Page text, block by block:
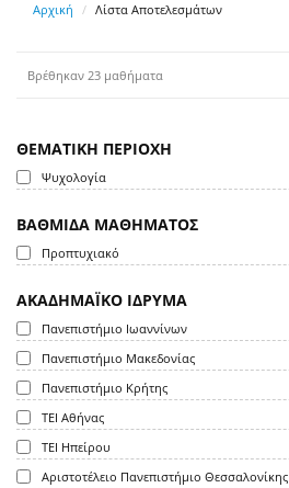
Αρχική Λίστα Αποτελεσμάτων
Βρέθηκαν 23 μαθήματα
ΘΕΜΑΤΙΚΗ ΠΕΡΙΟΧΗ
Ψυχολογία
ΒΑΘΜΙΔΑ ΜΑΘΗΜΑΤΟΣ
Προπτυχιακό
ΑΚΑΔΗΜΑΪΚΟ ΙΔΡΥΜΑ
Πανεπιστήμιο Ιωαννίνων
Πανεπιστήμιο Μακεδονίας
Πανεπιστήμιο Κρήτης
ΤΕΙ Αθήνας
ΤΕΙ Ηπείρου
Αριστοτέλειο Πανεπιστήμιο Θεσσαλονίκης